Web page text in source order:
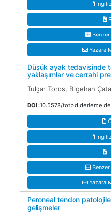
Yazara
Düşük ayak tedavisinde
yaklaşımlar ve cerrahi
Tulgar Toros, Bilgehan
DOI :10.5578/
Yazara
Peroneal tendon
gelişmeler